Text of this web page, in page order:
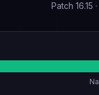
Patch 16.15 ·